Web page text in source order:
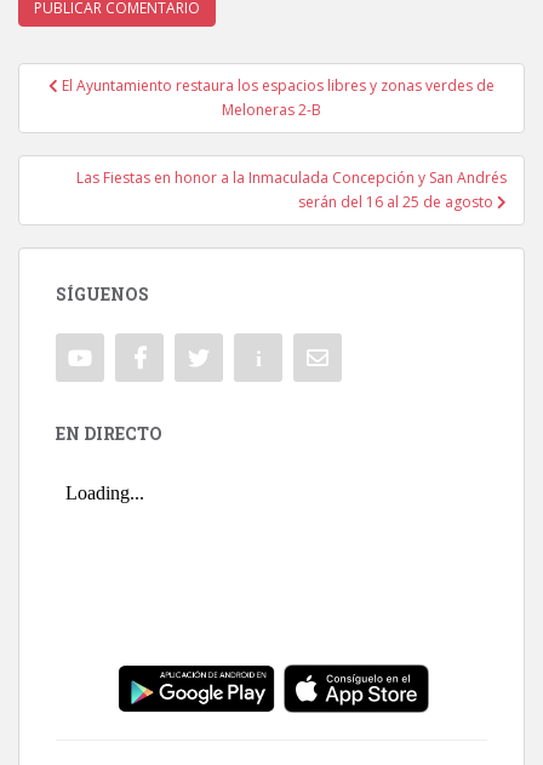
Navegación de entradas
El Ayuntamiento restaura los espacios libres y zonas verdes de
Meloneras 2-B
Las Fiestas en honor a la Inmaculada Concepción y San Andrés
serán del 16 al 25 de agosto
SÍGUENOS
EN DIRECTO